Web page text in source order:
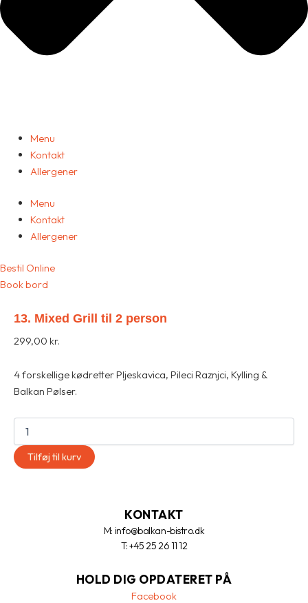
Menu
Kontakt
Allergener
Menu
Kontakt
Allergener
Bestil Online
Book bord
13. Mixed Grill til 2 person
299,00 kr.
4 forskellige kødretter Pljeskavica, Pileci Raznjci, Kylling &
Balkan Pølser.
Tilføj til kurv
KONTAKT
M: info@balkan-bistro.dk
T: +45 25 26 11 12
HOLD DIG OPDATERET PÅ
Facebook